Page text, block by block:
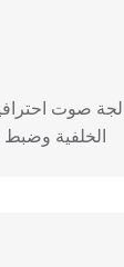
صوت
الخلفية